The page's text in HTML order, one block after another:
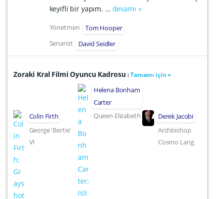
keyifli bir yapım. … devamı »
Yönetmen
Tom Hooper
Senarist
David Seidler
Zoraki Kral Filmi Oyuncu Kadrosu:Tamamı için »
Colin Firth
George 'Bertie'
VI
Helena Bonham
Carter
Queen Elizabeth
Derek Jacobi
Archbishop
Cosmo Lang